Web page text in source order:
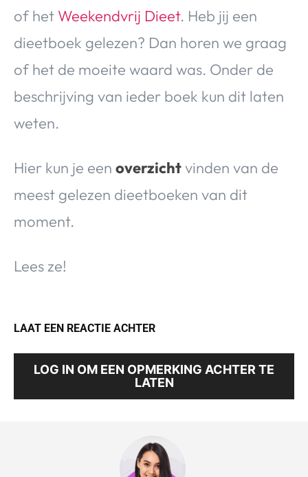
of het Weekendvrij Dieet. Heb jij een
dieetboek gelezen? Dan horen we graag
of het de moeite waard was. Onder de
beschrijving van ieder boek kun dit laten
weten.
Hier kun je een overzichtvinden van de
meest gelezen dieetboeken van dit
moment.
Lees ze!
LAAT EEN REACTIE ACHTER
LOG IN OM EEN OPMERKING ACHTER TE
LATEN